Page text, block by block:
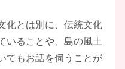
化とは別に、伝統文化
いることや、島の風土
てもお話を伺うことが